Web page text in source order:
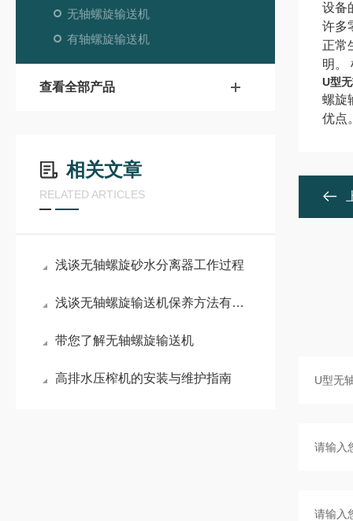
无轴螺旋输送机
有轴螺旋输送机
查看全部产品
相关文章
RELATED ARTICLES
浅谈无轴螺旋砂水分离器工作过程
浅谈无轴螺旋输送机保养方法有哪些
带您了解无轴螺旋输送机
高排水压榨机的安装与维护指南
设备
许多
正常
明。
U型
螺旋
优点